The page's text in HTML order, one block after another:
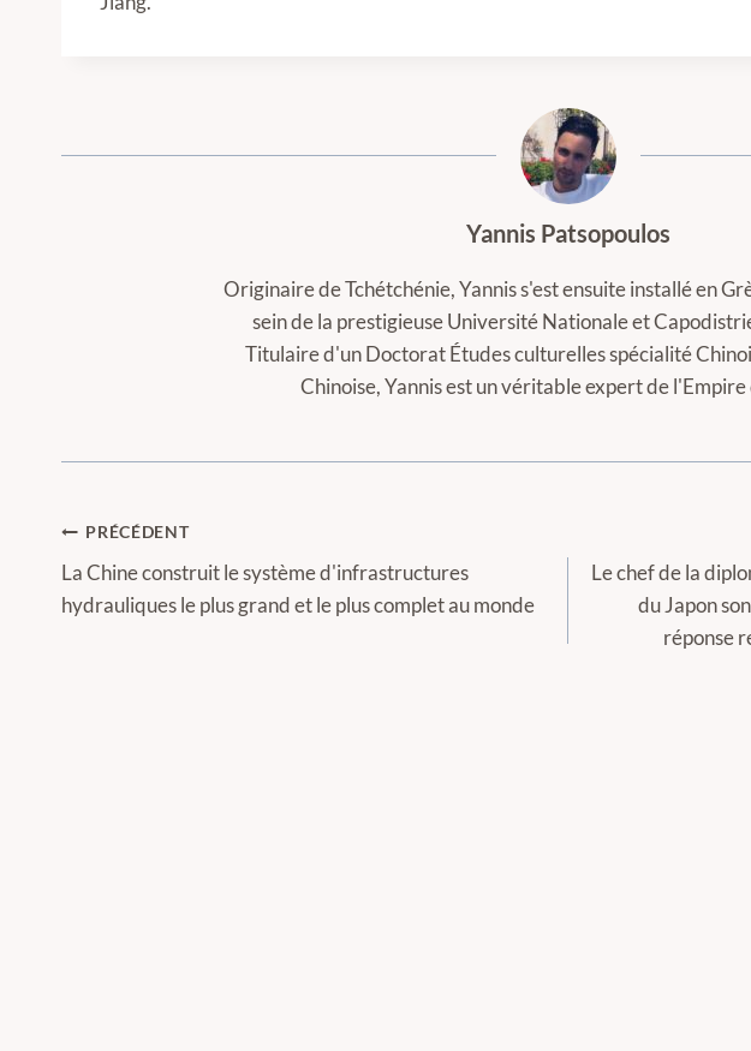
Yannis Patsopoulos
Originaire de Tchétchénie, Yannis s'est ensuite installé en
sein de la prestigieuse Université Nationale et
Titulaire d'un Doctorat Études culturelles spécialité
Chinoise, Yannis est un véritable expert de
Navigation
de
l’article
PRÉCÉDENT
La Chine construit le système d'infrastructures
hydrauliques le plus grand et le plus complet au monde
Le chef de la
du Japon
réponse